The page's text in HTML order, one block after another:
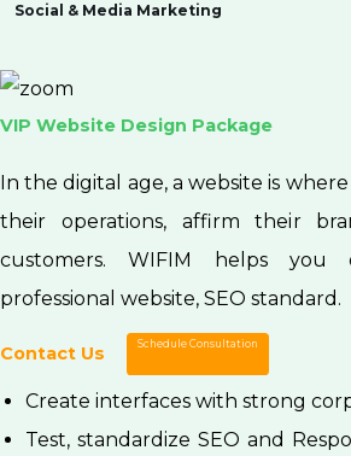
Social & Media Marketing
VIP Website Design Package
In the digital age, a website is
their operations, affirm their
customers. WIFIM helps
professional website, SEO standard.
Contact Us Schedule Consultation
Create interfaces with strong
Test, standardize SEO and